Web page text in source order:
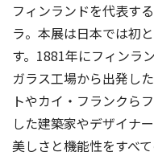
フィンランドを代表す
ラ。本展は日本では初
す。1881年にフィンラ
ガラス工場から出発し
トやカイ・フランクら
した建築家やデザイナ
美しさと機能性をすべ